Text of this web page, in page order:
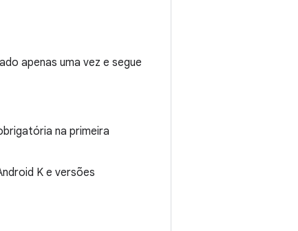
apenas uma vez e segue
na primeira
K e versões